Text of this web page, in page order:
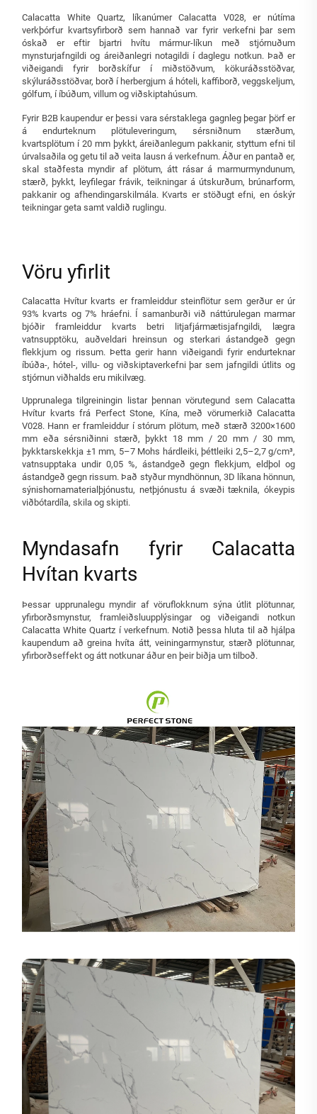
Calacatta White Quartz, líkanúmer Calacatta V028, er nútíma
verkþórfur kvartsyfirborð sem hannað var fyrir verkefni þar sem
óskað er eftir bjartri hvítu mármur-líkun með stjórnuðum
mynsturjafngildi og áreiðanlegri notagildi í daglegu notkun. Það er
viðeigandi fyrir borðskífur í miðstöðvum, kökuráðsstöðvar,
skýluráðsstöðvar, borð í herbergjum á hóteli, kaffiborð, veggskeljum,
gólfum, í íbúðum, villum og viðskiptahúsum.
Fyrir B2B kaupendur er þessi vara sérstaklega gagnleg þegar þörf er
á endurteknum plötuleveringum, sérsniðnum stærðum,
kvartsplötum í 20 mm þykkt, áreiðanlegum pakkanir, styttum efni til
úrvalsaðila og getu til að veita lausn á verkefnum. Áður en pantað er,
skal staðfesta myndir af plötum, átt rásar á marmurmyndunum,
stærð, þykkt, leyfilegar frávik, teikningar á útskurðum, brúnarform,
pakkanir og afhendingarskilmála. Kvarts er stöðugt efni, en óskýr
teikningar geta samt valdið ruglingu.
Vöru yfirlit
Calacatta Hvítur kvarts er framleiddur steinflötur sem gerður er úr
93% kvarts og 7% hráefni. Í samanburði við náttúrulegan marmar
bjóðir framleiddur kvarts betri litjafjármætisjafngildi, lægra
vatnsupptöku, auðveldari hreinsun og sterkari ástandgeð gegn
flekkjum og rissum. Þetta gerir hann viðeigandi fyrir endurteknar
íbúða-, hótel-, villu- og viðskiptaverkefni þar sem jafngildi útlits og
stjórnun viðhalds eru mikilvæg.
Upprunalega tilgreiningin listar þennan vörutegund sem Calacatta
Hvítur kvarts frá Perfect Stone, Kína, með vörumerkið Calacatta
V028. Hann er framleiddur í stórum plötum, með stærð 3200×1600
mm eða sérsniðinni stærð, þykkt 18 mm / 20 mm / 30 mm,
þykktarskekkja ±1 mm, 5–7 Mohs hárdleiki, þéttleiki 2,5–2,7 g/cm³,
vatnsupptaka undir 0,05 %, ástandgeð gegn flekkjum, eldþol og
ástandgeð gegn rissum. Það styður myndhönnun, 3D líkana hönnun,
sýnishornamaterialþjónustu, netþjónustu á svæði tæknila, ókeypis
viðbótardíla, skila og skipti.
Myndasafn fyrir Calacatta
Hvítan kvarts
Þessar upprunalegu myndir af vöruflokknum sýna útlit plötunnar,
yfirborðsmynstur, framleiðsluupplýsingar og viðeigandi notkun
Calacatta White Quartz í verkefnum. Notið þessa hluta til að hjálpa
kaupendum að greina hvíta átt, veiningarmynstur, stærð plötunnar,
yfirborðseffekt og átt notkunar áður en þeir biðja um tilboð.